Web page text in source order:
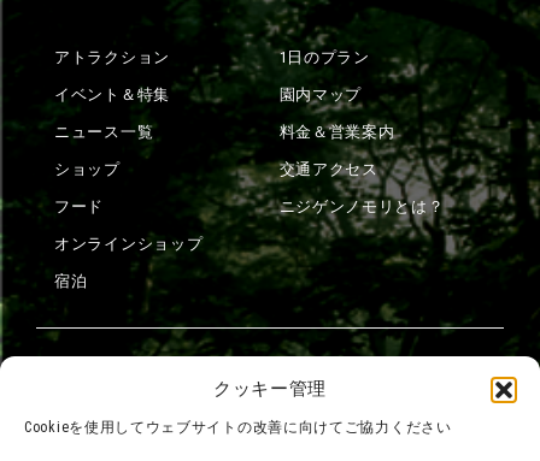
クッキー管理
Cookieを使用してウェブサイトの改善に向けてご協力ください
アトラクション
イベント＆特集
ニュース一覧
ショップ
フード
オンラインショップ
宿泊
1日のプラン
園内マップ
料金＆営業案内
交通アクセス
ニジゲンノモリとは？